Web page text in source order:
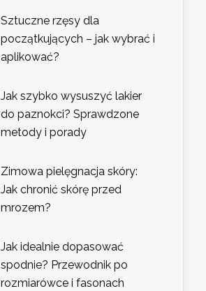
Sztuczne rzęsy dla
początkujących – jak wybrać i
aplikować?
Jak szybko wysuszyć lakier
do paznokci? Sprawdzone
metody i porady
Zimowa pielęgnacja skóry:
Jak chronić skórę przed
mrozem?
Jak idealnie dopasować
spodnie? Przewodnik po
rozmiarówce i fasonach